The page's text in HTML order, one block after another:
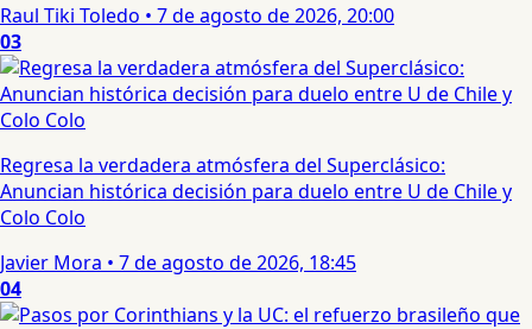
Raul Tiki Toledo • 7 de agosto de 2026, 20:00
03
Regresa la verdadera atmósfera del Superclásico:
Anuncian histórica decisión para duelo entre U de Chile y
Colo Colo
Javier Mora • 7 de agosto de 2026, 18:45
04